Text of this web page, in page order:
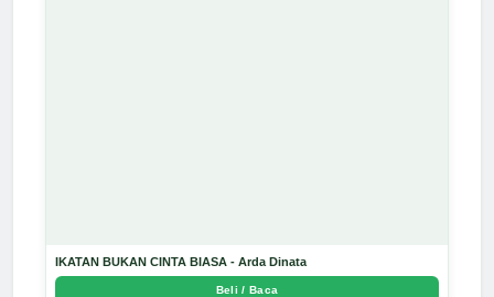
IKATAN BUKAN CINTA BIASA - Arda Dinata
Beli / Baca